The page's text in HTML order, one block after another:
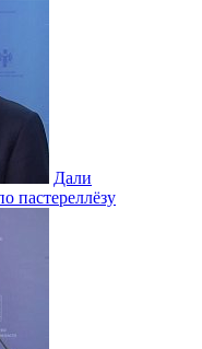
Дали
пастереллёзу